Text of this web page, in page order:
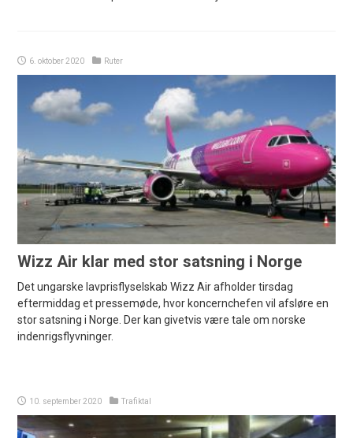
6. oktober 2020 Ruter
Wizz Air klar med stor satsning i Norge
Det ungarske lavprisflyselskab Wizz Air afholder tirsdag
eftermiddag et pressemøde, hvor koncernchefen vil afsløre en
stor satsning i Norge. Der kan givetvis være tale om norske
indenrigsflyvninger.
10. september 2020 Trafiktal